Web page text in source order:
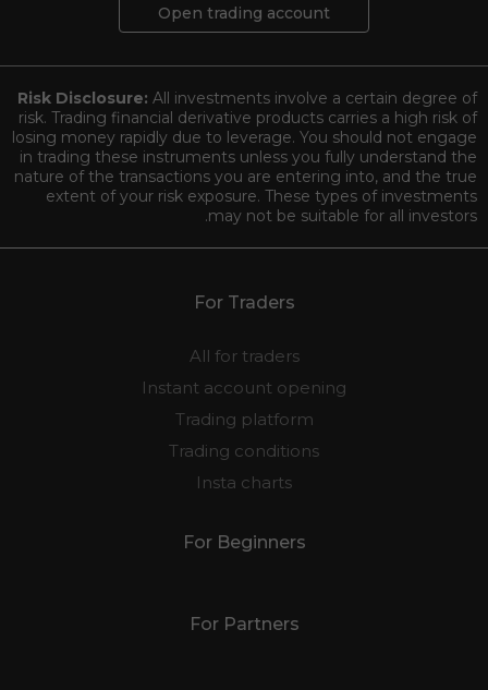
Open trading account
Risk Disclosure: All investments involve a certain degree of
risk. Trading financial derivative products carries a high risk of
losing money rapidly due to leverage. You should not engage
in trading these instruments unless you fully understand the
nature of the transactions you are entering into, and the true
extent of your risk exposure. These types of investments
may not be suitable for all investors.
For Traders
All for traders
Instant account opening
Trading platform
Trading conditions
Insta charts
For Beginners
For Partners